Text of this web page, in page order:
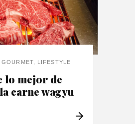
GOURMET, LIFESTYLE
lo mejor de
carne wagyu